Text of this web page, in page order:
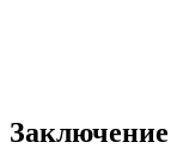
Заключение